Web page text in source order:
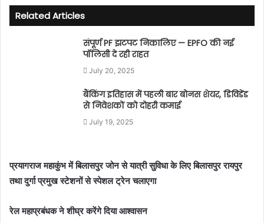
i
Related Articles
संपूर्ण PF झटपट निकालिए — EPFO की नई
पॉलिसी दे रही राहत
July 20, 2025
बैंकिंग इतिहास में पहली बार बोनस शेयर, डिविडेंड
से निवेशकों को दोहरी कमाई
July 19, 2025
प्रयागराज महाकुंभ में बिलासपुर जोन से यात्री सुविधा के लिए बिलासपुर रायपुर
तथा दुर्गा प्रमुख स्टेशनों से स्पेशल ट्रेन चलाएगा
रेल महाप्रबंधक ने शीघ्र करेंगे दिया आश्वासन